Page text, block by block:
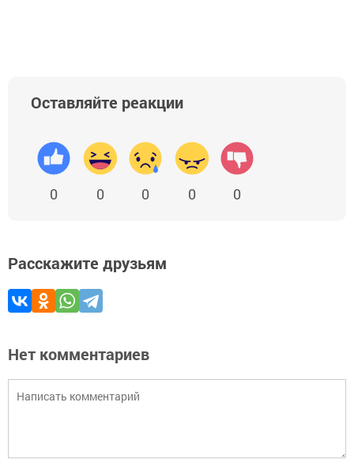
Оставляйте реакции
0 0 0 0 0
Расскажите друзьям
Нет комментариев